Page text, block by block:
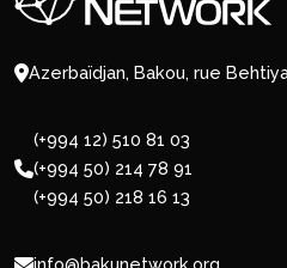
Azerbaïdjan, Bakou, rue
(+994 12) 510 81 03
(+994 50) 214 78 91
(+994 50) 218 16 13